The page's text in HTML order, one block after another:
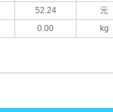
52.24
元
0.00 kg